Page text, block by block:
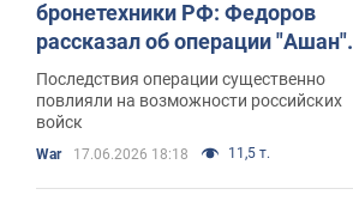
бронетехники РФ: Федоров
рассказал об операции "Ашан".
Видео
Последствия операции существенно
повлияли на возможности российских
войск
War 17.06.2026 18:18 11,5 т.